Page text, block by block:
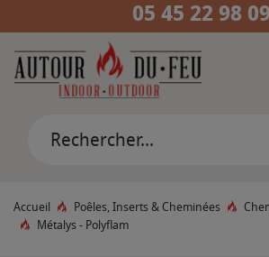
05 45 22 98 09
Accueil Poêles, Inserts & Cheminées
Métalys - Polyflam